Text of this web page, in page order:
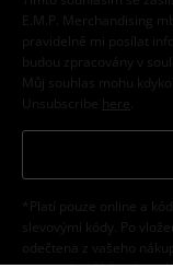
E.M.P. Merchandising
pravidelně mi posílat
budou zpracovány v
Můj souhlas mohu
Unsubscribe here
*Platí pouze online a
slevovými kódy. Po
odečtena z vašeho